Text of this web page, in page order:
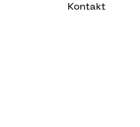
Kontakt